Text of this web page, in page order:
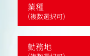
業種
（複数選択可）
勤務地